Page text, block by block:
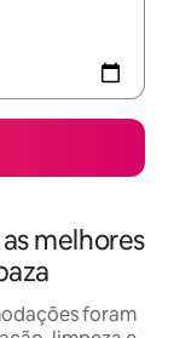
melhores
foram